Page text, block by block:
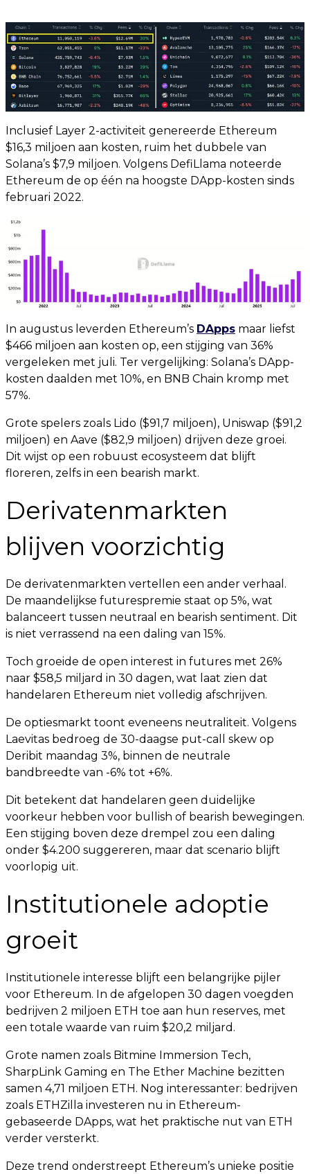
Inclusief Layer 2-activiteit genereerde Ethereum
$16,3 miljoen aan kosten, ruim het dubbele van
Solana’s $7,9 miljoen. Volgens DefiLlama noteerde
Ethereum de op één na hoogste DApp-kosten sinds
februari 2022.
In augustus leverden Ethereum’s DApps maar liefst
$466 miljoen aan kosten op, een stijging van 36%
vergeleken met juli. Ter vergelijking: Solana’s DApp-
kosten daalden met 10%, en BNB Chain kromp met
57%.
Grote spelers zoals Lido ($91,7 miljoen), Uniswap ($91,2
miljoen) en Aave ($82,9 miljoen) drijven deze groei.
Dit wijst op een robuust ecosysteem dat blijft
floreren, zelfs in een bearish markt.
Derivatenmarkten
blijven voorzichtig
De derivatenmarkten vertellen een ander verhaal.
De maandelijkse futurespremie staat op 5%, wat
balanceert tussen neutraal en bearish sentiment. Dit
is niet verrassend na een daling van 15%.
Toch groeide de open interest in futures met 26%
naar $58,5 miljard in 30 dagen, wat laat zien dat
handelaren Ethereum niet volledig afschrijven.
De optiesmarkt toont eveneens neutraliteit. Volgens
Laevitas bedroeg de 30-daagse put-call skew op
Deribit maandag 3%, binnen de neutrale
bandbreedte van -6% tot +6%.
Dit betekent dat handelaren geen duidelijke
voorkeur hebben voor bullish of bearish bewegingen.
Een stijging boven deze drempel zou een daling
onder $4.200 suggereren, maar dat scenario blijft
voorlopig uit.
Institutionele adoptie
groeit
Institutionele interesse blijft een belangrijke pijler
voor Ethereum. In de afgelopen 30 dagen voegden
bedrijven 2 miljoen ETH toe aan hun reserves, met
een totale waarde van ruim $20,2 miljard.
Grote namen zoals Bitmine Immersion Tech,
SharpLink Gaming en The Ether Machine bezitten
samen 4,71 miljoen ETH. Nog interessanter: bedrijven
zoals ETHZilla investeren nu in Ethereum-
gebaseerde DApps, wat het praktische nut van ETH
verder versterkt.
Deze trend onderstreept Ethereum’s unieke positie